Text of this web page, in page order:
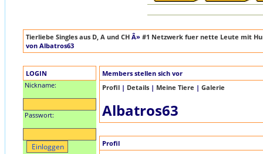
Tierliebe Singles aus D, A und CH Â» #1 Netzwerk fuer nette Leute mit
von Albatros63
LOGIN
Nickname:
Passwort:
Members stellen sich vor
Profil | Details | Meine Tiere | Galerie
Albatros63
Profil